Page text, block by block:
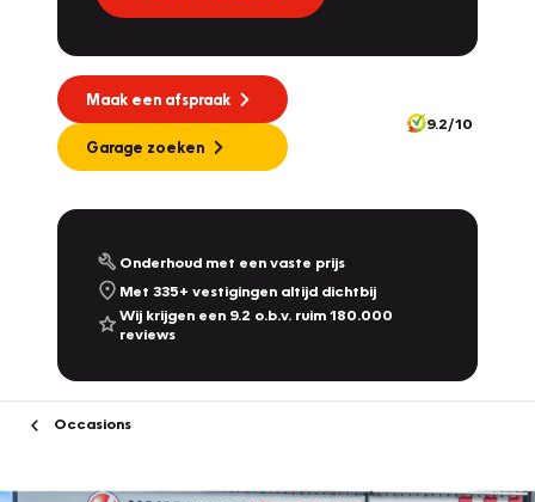
Maak een afspraak
Garage zoeken
9.2/10
Onderhoud met een vaste prijs
Met 335+ vestigingen altijd dichtbij
Wij krijgen een 9.2 o.b.v. ruim 180.000
reviews
Occasions